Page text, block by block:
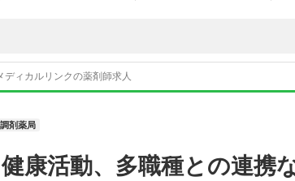
ィカルリンクの薬剤師求人
調剤薬局
康活動、多職種との連携